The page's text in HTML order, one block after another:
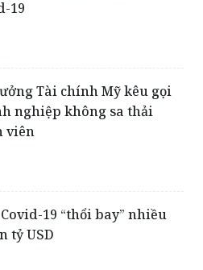
19
Tài chính Mỹ kêu gọi
nghiệp không sa thải
viên
19 “thổi bay” nhiều
tỷ USD